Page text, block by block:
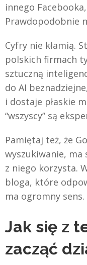
innego
Prawdopodobnie
Cyfry nie kłamią.
polskich firmach
sztuczną
do AI
i dostaje płaskie
“wszyscy” są
Pamiętaj też, że
wyszukiwanie, ma
z niego korzysta.
bloga, które
ma ogromny sens.
Jak się z
zacząć